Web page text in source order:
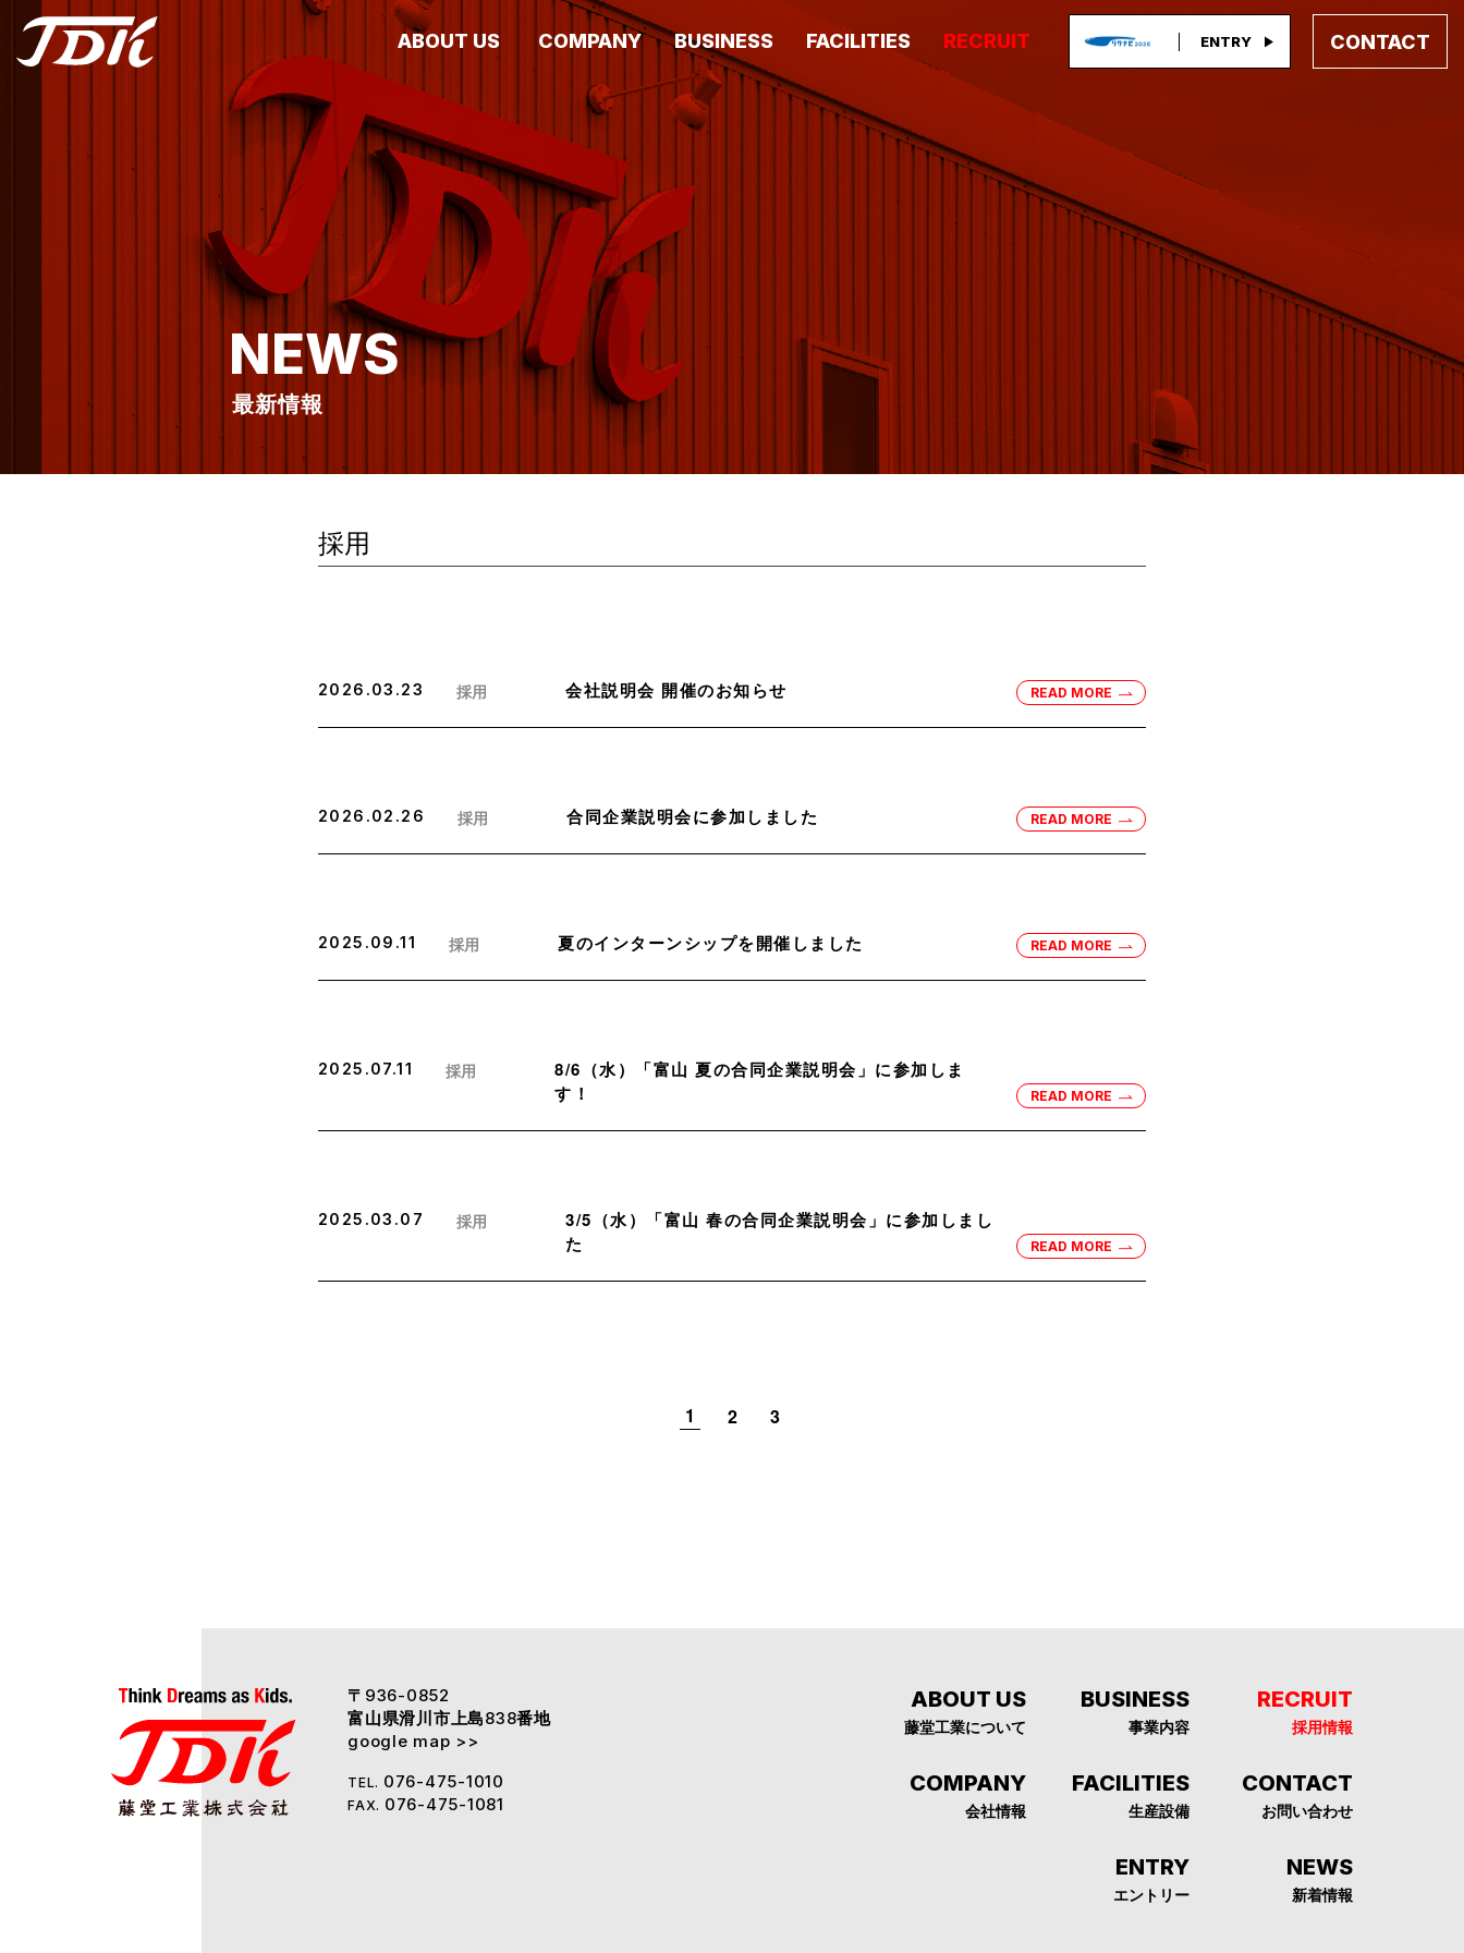
ABOUT US
藤堂⼯業について
COMPANY
会社情報
BUSINESS
事業内容
FACILITIES RECRUIT
採⽤情報
ENTRY CONTACT
NEWS
最新情報
採用
2026.03.23 採用 会社説明会 開催のお知らせ READ MORE
2026.02.26 採用 合同企業説明会に参加しました READ MORE
2025.09.11 採用 夏のインターンシップを開催しました READ MORE
2025.07.11 採用
8/6（水）「富山 夏の合同企業説明会」に参加しま
す！
READ MORE
2025.03.07 採用
3/5（水）「富山 春の合同企業説明会」に参加しまし
た
READ MORE
1 2 3
〒 936-0852
富山県滑川市上島838番地
google map >>
TEL. 076-475-1010
FAX. 076-475-1081
ABOUT US
藤堂⼯業について
COMPANY
会社情報
BUSINESS
事業内容
FACILITIES
⽣産設備
RECRUIT
採⽤情報
ENTRY
エントリー
CONTACT
お問い合わせ
NEWS
新着情報